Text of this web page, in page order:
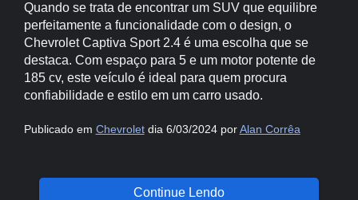
Quando se trata de encontrar um SUV que equilibre
perfeitamente a funcionalidade com o design, o
Chevrolet Captiva Sport 2.4 é uma escolha que se
destaca. Com espaço para 5 e um motor potente de
185 cv, este veículo é ideal para quem procura
confiabilidade e estilo em um carro usado.
Publicado em Chevroletdia 6/03/2024 porAlan Corrêa
Continue Lendo